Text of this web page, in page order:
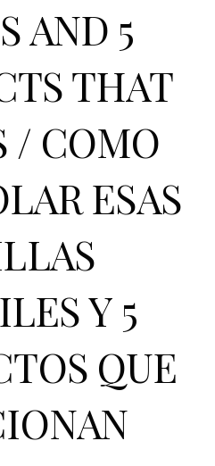
AND 5
THAT
/ COMO
ESAS
Y 5
QUE